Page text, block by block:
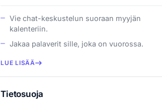
Vie chat-keskustelun suoraan myyjän
kalenteriin.
Jakaa palaverit sille, joka on vuorossa.
LUE LISÄÄ
Tietosuoja